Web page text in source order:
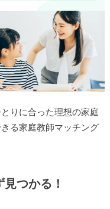
りに合った理想の家庭
る家庭教師マッチング
つかる！